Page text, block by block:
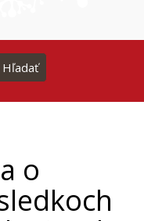
o